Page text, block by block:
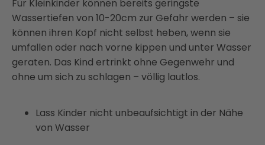
Für Kleinkinder können bereits geringste
Wassertiefen von 10-20cm zur Gefahr werden – sie
können ihren Kopf nicht selbst heben, wenn sie
umfallen oder nach vorne kippen und unter Wasser
geraten. Das Kind ertrinkt ohne Gegenwehr und
ohne um sich zu schlagen – völlig lautlos.
Lass Kinder nicht unbeaufsichtigt in der Nähe
von Wasser